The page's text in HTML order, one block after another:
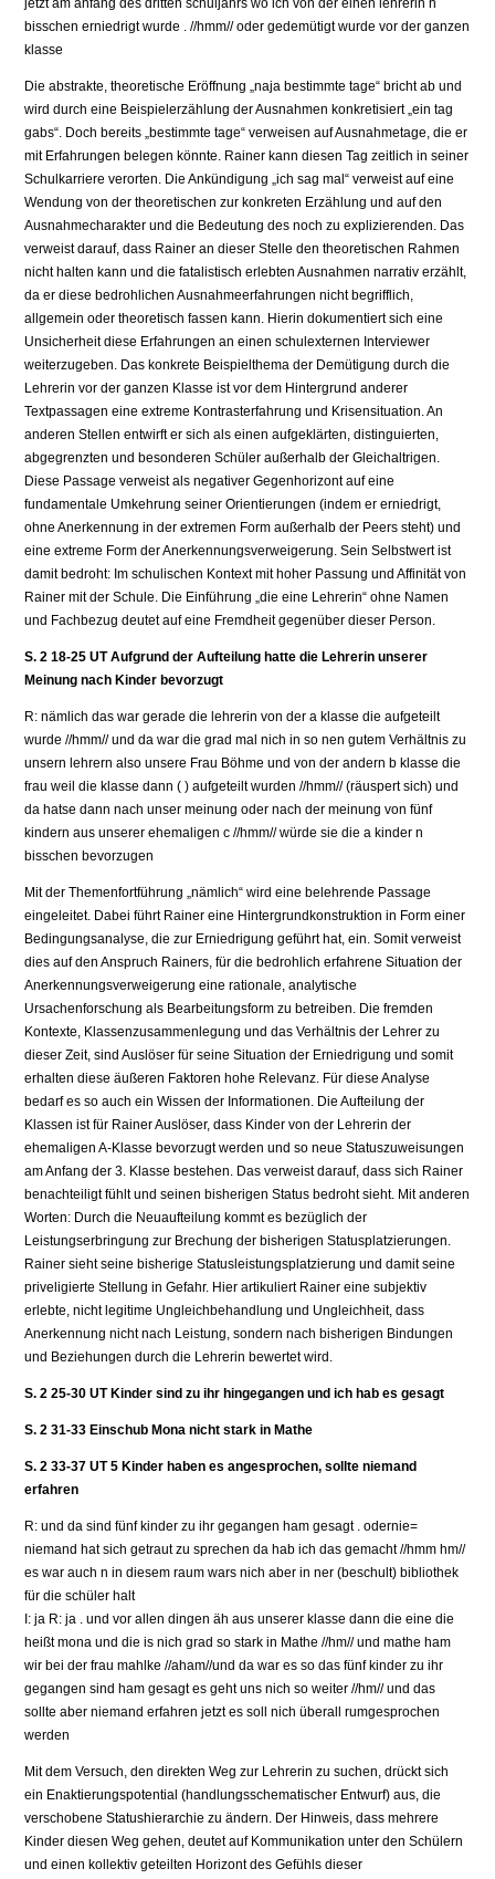
jetzt am anfang des dritten schuljahrs wo ich von der einen lehrerin n
bisschen erniedrigt wurde . //hmm// oder gedemütigt wurde vor der ganzen
klasse
Die abstrakte, theoretische Eröffnung „naja bestimmte tage“ bricht ab und
wird durch eine Beispielerzählung der Ausnahmen konkretisiert „ein tag
gabs“. Doch bereits „bestimmte tage“ verweisen auf Ausnahmetage, die er
mit Erfahrungen belegen könnte. Rainer kann diesen Tag zeitlich in seiner
Schulkarriere verorten. Die Ankündigung „ich sag mal“ verweist auf eine
Wendung von der theoretischen zur konkreten Erzählung und auf den
Ausnahmecharakter und die Bedeutung des noch zu explizierenden. Das
verweist darauf, dass Rainer an dieser Stelle den theoretischen Rahmen
nicht halten kann und die fatalistisch erlebten Ausnahmen narrativ erzählt,
da er diese bedrohlichen Ausnahmeerfahrungen nicht begrifflich,
allgemein oder theoretisch fassen kann. Hierin dokumentiert sich eine
Unsicherheit diese Erfahrungen an einen schulexternen Interviewer
weiterzugeben. Das konkrete Beispielthema der Demütigung durch die
Lehrerin vor der ganzen Klasse ist vor dem Hintergrund anderer
Textpassagen eine extreme Kontrasterfahrung und Krisensituation. An
anderen Stellen entwirft er sich als einen aufgeklärten, distinguierten,
abgegrenzten und besonderen Schüler außerhalb der Gleichaltrigen.
Diese Passage verweist als negativer Gegenhorizont auf eine
fundamentale Umkehrung seiner Orientierungen (indem er erniedrigt,
ohne Anerkennung in der extremen Form außerhalb der Peers steht) und
eine extreme Form der Anerkennungsverweigerung. Sein Selbstwert ist
damit bedroht: Im schulischen Kontext mit hoher Passung und Affinität von
Rainer mit der Schule. Die Einführung „die eine Lehrerin“ ohne Namen
und Fachbezug deutet auf eine Fremdheit gegenüber dieser Person.
S. 2 18-25 UT Aufgrund der Aufteilung hatte die Lehrerin unserer
Meinung nach Kinder bevorzugt
R: nämlich das war gerade die lehrerin von der a klasse die aufgeteilt
wurde //hmm// und da war die grad mal nich in so nen gutem Verhältnis zu
unsern lehrern also unsere Frau Böhme und von der andern b klasse die
frau weil die klasse dann ( ) aufgeteilt wurden //hmm// (räuspert sich) und
da hatse dann nach unser meinung oder nach der meinung von fünf
kindern aus unserer ehemaligen c //hmm// würde sie die a kinder n
bisschen bevorzugen
Mit der Themenfortführung „nämlich“ wird eine belehrende Passage
eingeleitet. Dabei führt Rainer eine Hintergrundkonstruktion in Form einer
Bedingungsanalyse, die zur Erniedrigung geführt hat, ein. Somit verweist
dies auf den Anspruch Rainers, für die bedrohlich erfahrene Situation der
Anerkennungsverweigerung eine rationale, analytische
Ursachenforschung als Bearbeitungsform zu betreiben. Die fremden
Kontexte, Klassenzusammenlegung und das Verhältnis der Lehrer zu
dieser Zeit, sind Auslöser für seine Situation der Erniedrigung und somit
erhalten diese äußeren Faktoren hohe Relevanz. Für diese Analyse
bedarf es so auch ein Wissen der Informationen. Die Aufteilung der
Klassen ist für Rainer Auslöser, dass Kinder von der Lehrerin der
ehemaligen A-Klasse bevorzugt werden und so neue Statuszuweisungen
am Anfang der 3. Klasse bestehen. Das verweist darauf, dass sich Rainer
benachteiligt fühlt und seinen bisherigen Status bedroht sieht. Mit anderen
Worten: Durch die Neuaufteilung kommt es bezüglich der
Leistungserbringung zur Brechung der bisherigen Statusplatzierungen.
Rainer sieht seine bisherige Statusleistungsplatzierung und damit seine
priveligierte Stellung in Gefahr. Hier artikuliert Rainer eine subjektiv
erlebte, nicht legitime Ungleichbehandlung und Ungleichheit, dass
Anerkennung nicht nach Leistung, sondern nach bisherigen Bindungen
und Beziehungen durch die Lehrerin bewertet wird.
S. 2 25-30 UT Kinder sind zu ihr hingegangen und ich hab es gesagt
S. 2 31-33 Einschub Mona nicht stark in Mathe
S. 2 33-37 UT 5 Kinder haben es angesprochen, sollte niemand
erfahren
R: und da sind fünf kinder zu ihr gegangen ham gesagt . odernie=
niemand hat sich getraut zu sprechen da hab ich das gemacht //hmm hm//
es war auch n in diesem raum wars nich aber in ner (beschult) bibliothek
für die schüler halt
I: ja R: ja . und vor allen dingen äh aus unserer klasse dann die eine die
heißt mona und die is nich grad so stark in Mathe //hm// und mathe ham
wir bei der frau mahlke //aham//und da war es so das fünf kinder zu ihr
gegangen sind ham gesagt es geht uns nich so weiter //hm// und das
sollte aber niemand erfahren jetzt es soll nich überall rumgesprochen
werden
Mit dem Versuch, den direkten Weg zur Lehrerin zu suchen, drückt sich
ein Enaktierungspotential (handlungsschematischer Entwurf) aus, die
verschobene Statushierarchie zu ändern. Der Hinweis, dass mehrere
Kinder diesen Weg gehen, deutet auf Kommunikation unter den Schülern
und einen kollektiv geteilten Horizont des Gefühls dieser